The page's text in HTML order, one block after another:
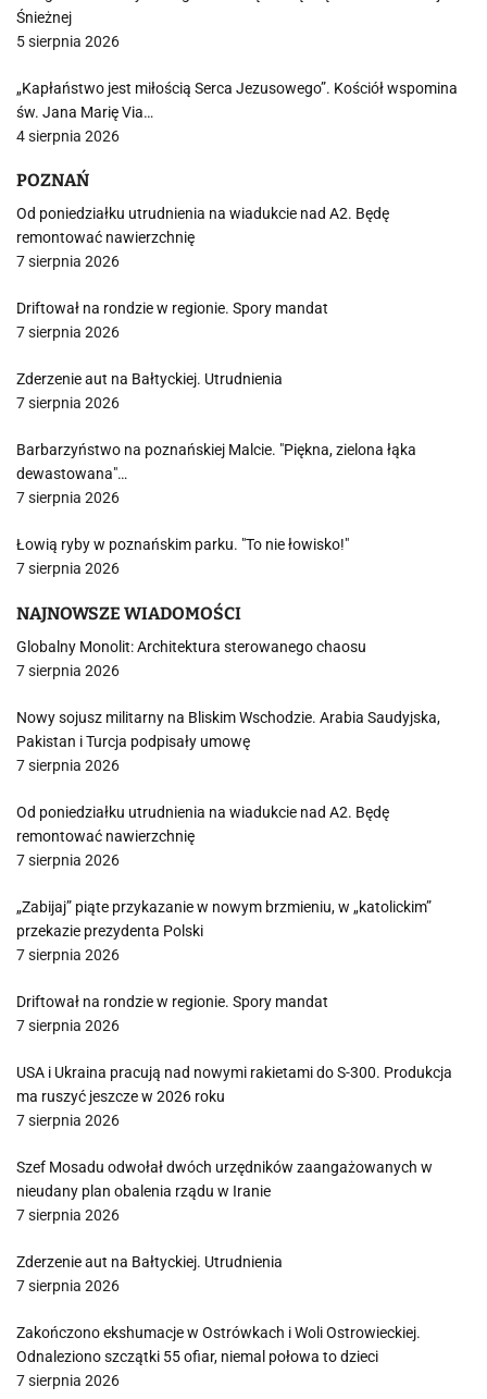
Śnieżnej
5 sierpnia 2026
„Kapłaństwo jest miłością Serca Jezusowego”. Kościół wspomina
św. Jana Marię Via…
4 sierpnia 2026
POZNAŃ
Od poniedziałku utrudnienia na wiadukcie nad A2. Będę
remontować nawierzchnię
7 sierpnia 2026
Driftował na rondzie w regionie. Spory mandat
7 sierpnia 2026
Zderzenie aut na Bałtyckiej. Utrudnienia
7 sierpnia 2026
Barbarzyństwo na poznańskiej Malcie. "Piękna, zielona łąka
dewastowana"…
7 sierpnia 2026
Łowią ryby w poznańskim parku. "To nie łowisko!"
7 sierpnia 2026
NAJNOWSZE WIADOMOŚCI
Globalny Monolit: Architektura sterowanego chaosu
7 sierpnia 2026
Nowy sojusz militarny na Bliskim Wschodzie. Arabia Saudyjska,
Pakistan i Turcja podpisały umowę
7 sierpnia 2026
Od poniedziałku utrudnienia na wiadukcie nad A2. Będę
remontować nawierzchnię
7 sierpnia 2026
„Zabijaj” piąte przykazanie w nowym brzmieniu, w „katolickim”
przekazie prezydenta Polski
7 sierpnia 2026
Driftował na rondzie w regionie. Spory mandat
7 sierpnia 2026
USA i Ukraina pracują nad nowymi rakietami do S-300. Produkcja
ma ruszyć jeszcze w 2026 roku
7 sierpnia 2026
Szef Mosadu odwołał dwóch urzędników zaangażowanych w
nieudany plan obalenia rządu w Iranie
7 sierpnia 2026
Zderzenie aut na Bałtyckiej. Utrudnienia
7 sierpnia 2026
Zakończono ekshumacje w Ostrówkach i Woli Ostrowieckiej.
Odnaleziono szczątki 55 ofiar, niemal połowa to dzieci
7 sierpnia 2026